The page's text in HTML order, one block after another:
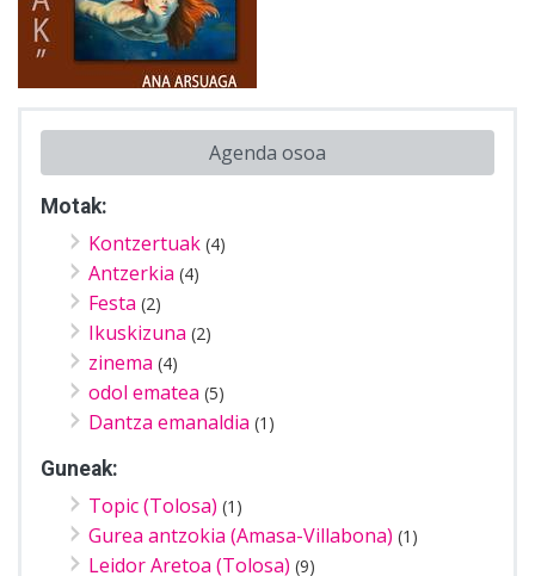
Agenda osoa
Motak:
Kontzertuak (4)
Antzerkia (4)
Festa (2)
Ikuskizuna (2)
zinema (4)
odol ematea (5)
Dantza emanaldia (1)
Guneak:
Topic (Tolosa) (1)
Gurea antzokia (Amasa-Villabona) (1)
Leidor Aretoa (Tolosa) (9)